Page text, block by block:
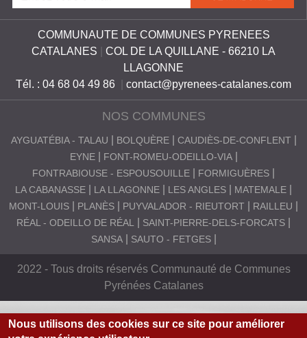
COMMUNAUTE DE COMMUNES PYRENEES
CATALANES
COL DE LA QUILLANE - 66210 LA
LLAGONNE
Tél. : 04 68 04 49 86
contact@pyrenees-catalanes.com
NOS COMMUNES
AYGUATÉBIA - TALAU BOLQUÈRE
CAUDIÈS-DE-CONFLENT
EYNE
FONT-ROMEU-ODEILLO-VIA
FONTRABIOUSE - ESPOUSOUILLE
FORMIGUÈRES
LA CABANASSE
LA LLAGONNE LES ANGLES
MATEMALE
MONT-LOUIS
PLANÈS PUYVALADOR - RIEUTORT
RAILLEU
RÉAL - ODEILLO DE RÉAL
SAINT-PIERRE-DELS-FORCATS
SANSA
SAUTO - FETGES
2022 - Tous droits réservés Communauté de Communes
Pyrénées Catalanes
Nous utilisons des cookies sur ce site pour améliorer